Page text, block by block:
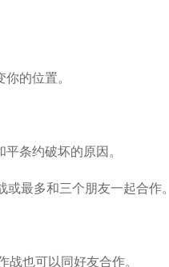
的位置。
条约破坏的原因。
最多和三个朋友一起合作。
战也可以同好友合作。